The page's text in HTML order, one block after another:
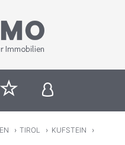
› TIROL › KUFSTEIN
›